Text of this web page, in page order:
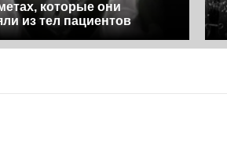
которые они
из тел пациентов